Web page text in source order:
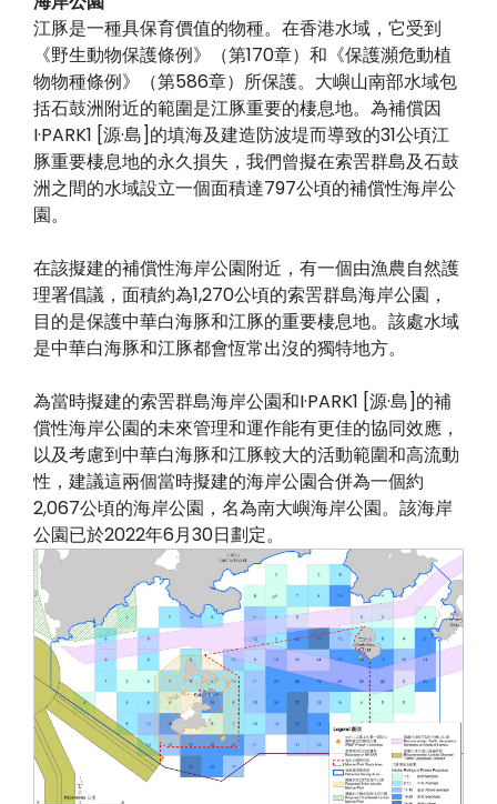
江豚是一種具保育價值的物種。在香港水域，它受到
《野生動物保護條例》（第170章）和《保護瀕危動植
物物種條例》（第586章）所保護。大嶼山南部水域包
括石鼓洲附近的範圍是江豚重要的棲息地。為補償因
I·PARK1 [源·島]的填海及建造防波堤而導致的31公頃江
豚重要棲息地的永久損失，我們曾擬在索罟群島及石鼓
洲之間的水域設立一個面積達797公頃的補償性海岸公
園。
在該擬建的補償性海岸公園附近，有一個由漁農自然護
理署倡議，面積約為1,270公頃的索罟群島海岸公園，
目的是保護中華白海豚和江豚的重要棲息地。該處水域
是中華白海豚和江豚都會恆常出沒的獨特地方。
為當時擬建的索罟群島海岸公園和I·PARK1 [源·島]的補
償性海岸公園的未來管理和運作能有更佳的協同效應，
以及考慮到中華白海豚和江豚較大的活動範圍和高流動
性，建議這兩個當時擬建的海岸公園合併為一個約
2,067公頃的海岸公園，名為南大嶼海岸公園。該海岸
公園已於2022年6月30日劃定。